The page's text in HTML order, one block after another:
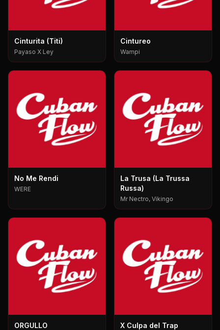
Cinturita (Titi)
Payaso X Ley
Cintureo
Wampi
No Me Rendi
WERE
La Trusa (La Trussa
Russa)
Mr Nectro, Vikingo
ORGULLO X Culpa del Trap